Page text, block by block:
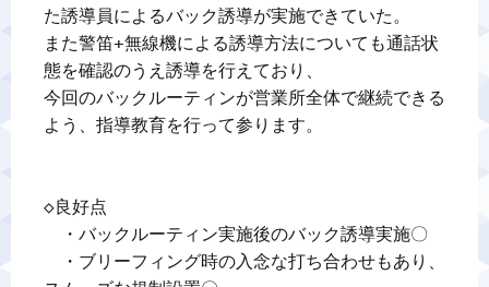
た誘導員によるバック誘導が実施できていた。
また警笛+無線機による誘導方法についても通話状
態を確認のうえ誘導を行えており、
今回のバックルーティンが営業所全体で継続できる
よう、指導教育を行って参ります。
◇良好点
・バックルーティン実施後のバック誘導実施〇
・ブリーフィング時の入念な打ち合わせもあり、